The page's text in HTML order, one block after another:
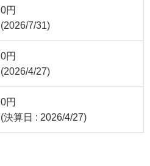
0円
(2026/7/31)
0円
(2026/4/27)
0円
(決算日 : 2026/4/27)